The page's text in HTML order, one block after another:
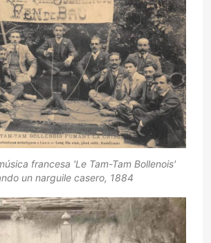
francesa 'Le Tam-Tam Bollenois'
un narguile casero, 1884